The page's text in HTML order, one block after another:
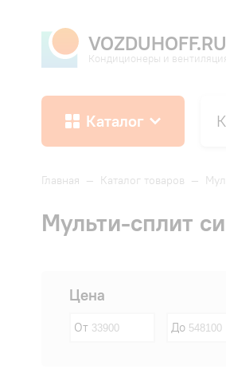
VOZDUHOFF.RU
Кондиционеры и
Каталог
Главная — Каталог товаров —
Мульти-сплит
Цена
От До